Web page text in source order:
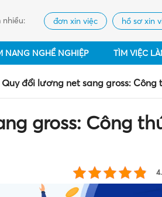
nhiều: đơn xin việc hồ sơ xin
NANG NGHỀ NGHIỆP TÌM VIỆC
Quy đổi lương net sang gross: Công
gross: Công